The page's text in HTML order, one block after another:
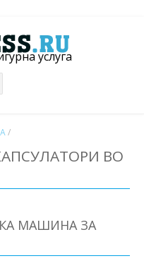
услуга
/
ВО
МАШИНА ЗА